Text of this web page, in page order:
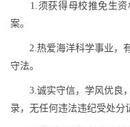
1. 须获得母校推免生
案。
2.热爱海洋科学事业，
守法。
3.诚实守信，学风优良
录，无任何违法违纪受处分